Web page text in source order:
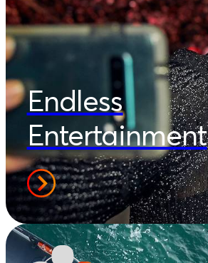
Endless
Entertainment